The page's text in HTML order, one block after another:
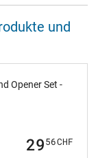
und
Opener Set -
2956CHF